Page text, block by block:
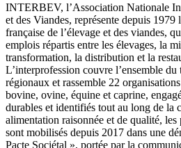
INTERBEV, l’Association Nationale
et des Viandes, représente depuis 1979
française de l’élevage et des viandes,
emplois répartis entre les élevages, la
transformation, la distribution et la
L’interprofession couvre l’ensemble
régionaux et rassemble 22
bovine, ovine, équine et caprine,
durables et identifiés tout au long de la
alimentation raisonnée et de qualité,
sont mobilisés depuis 2017 dans une
Pacte Sociétal », portée par la